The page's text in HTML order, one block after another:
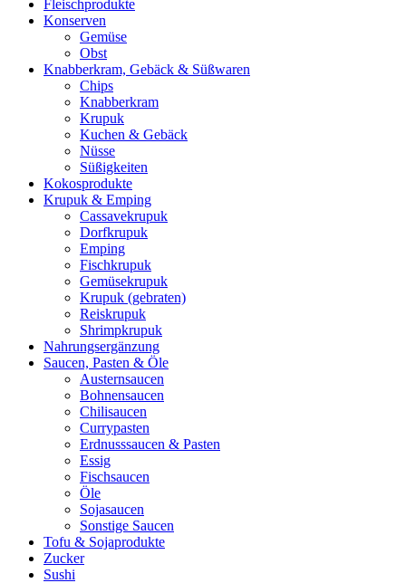
Fleischprodukte
Konserven
Gemüse
Obst
Knabberkram, Gebäck & Süßwaren
Chips
Knabberkram
Krupuk
Kuchen & Gebäck
Nüsse
Süßigkeiten
Kokosprodukte
Krupuk & Emping
Cassavekrupuk
Dorfkrupuk
Emping
Fischkrupuk
Gemüsekrupuk
Krupuk (gebraten)
Reiskrupuk
Shrimpkrupuk
Nahrungsergänzung
Saucen, Pasten & Öle
Austernsaucen
Bohnensaucen
Chilisaucen
Currypasten
Erdnusssaucen & Pasten
Essig
Fischsaucen
Öle
Sojasaucen
Sonstige Saucen
Tofu & Sojaprodukte
Zucker
Sushi